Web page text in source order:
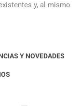
y, al mismo
Y NOVEDADES